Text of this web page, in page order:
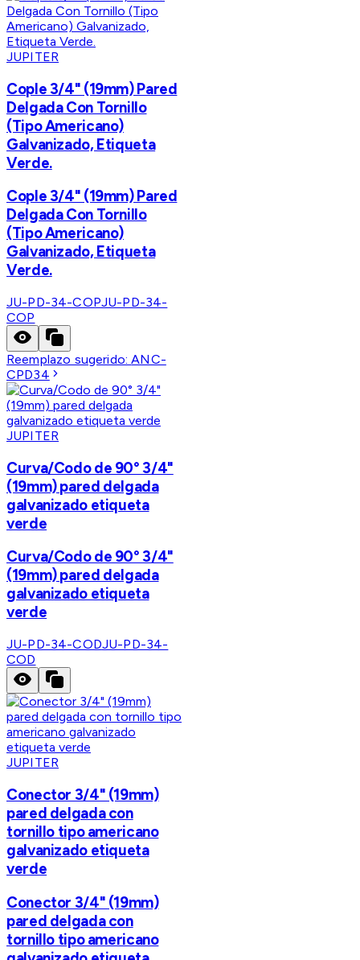
JUPITER
Cople 3/4" (19mm) Pared
Delgada Con Tornillo
(Tipo Americano)
Galvanizado, Etiqueta
Verde.
Cople 3/4" (19mm) Pared
Delgada Con Tornillo
(Tipo Americano)
Galvanizado, Etiqueta
Verde.
JU-PD-34-COPJU-PD-34-
COP
Reemplazo sugerido:ANC-
CPD34
JUPITER
Curva/Codo de 90° 3/4"
(19mm) pared delgada
galvanizado etiqueta
verde
Curva/Codo de 90° 3/4"
(19mm) pared delgada
galvanizado etiqueta
verde
JU-PD-34-CODJU-PD-34-
COD
JUPITER
Conector 3/4" (19mm)
pared delgada con
tornillo tipo americano
galvanizado etiqueta
verde
Conector 3/4" (19mm)
pared delgada con
tornillo tipo americano